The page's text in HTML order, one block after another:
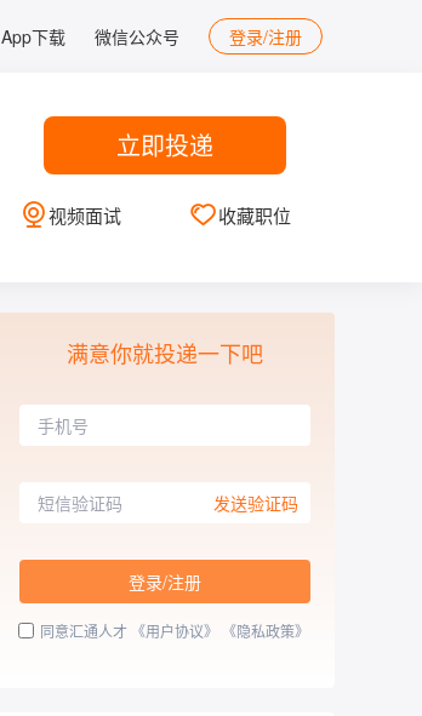
App下载 微信公众号 登录/注册
立即投递
视频面试 收藏职位
满意你就投递一下吧
发送验证码
登录/注册
同意汇通人才 《用户协议》 《隐私政策》